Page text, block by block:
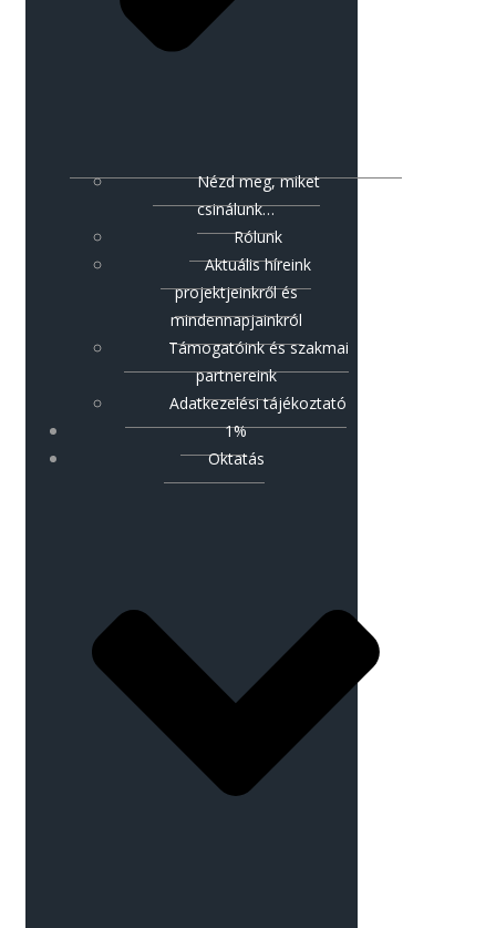
Nézd meg, miket
csinálunk…
Rólunk
Aktuális híreink
projektjeinkről és
mindennapjainkról
Támogatóink és szakmai
partnereink
Adatkezelési tájékoztató
1%
Oktatás